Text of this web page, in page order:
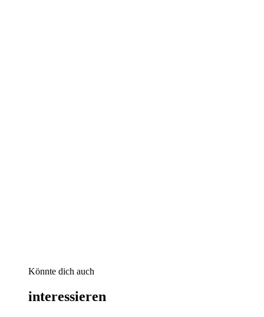
Könnte dich auch
interessieren